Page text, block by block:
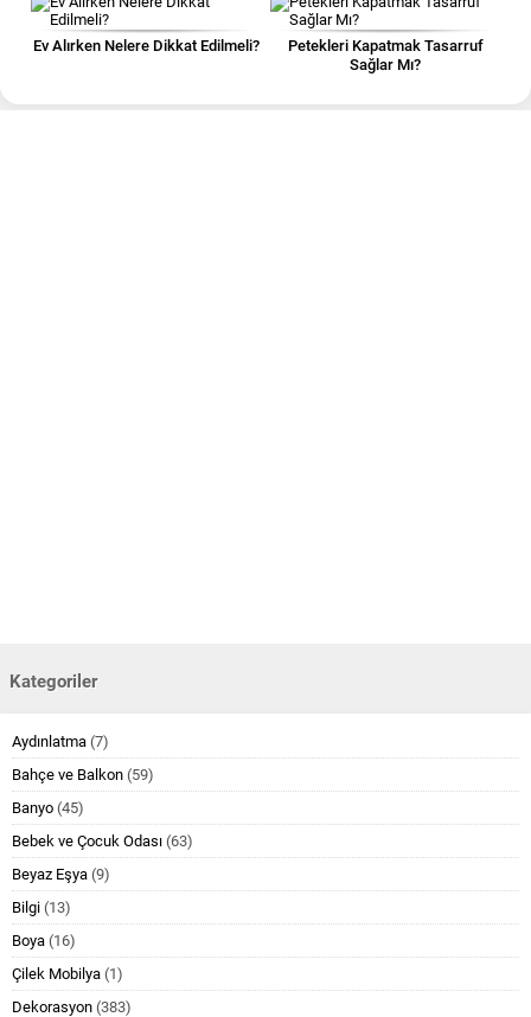
Ev Alırken Nelere Dikkat Edilmeli?
Petekleri Kapatmak Tasarruf
Sağlar Mı?
Kategoriler
Aydınlatma (7)
Bahçe ve Balkon (59)
Banyo (45)
Bebek ve Çocuk Odası (63)
Beyaz Eşya (9)
Bilgi (13)
Boya (16)
Çilek Mobilya (1)
Dekorasyon (383)